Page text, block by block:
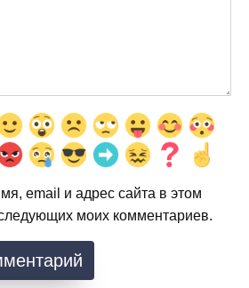
email и адрес сайта в этом
моих комментариев.